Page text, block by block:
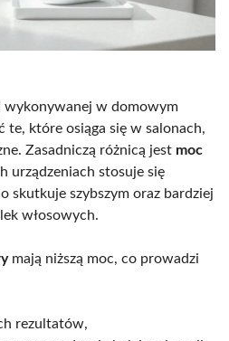
wykonywanej w domowym
te, które osiąga się w salonach,
Zasadniczą różnicą jest moc
urządzeniach stosuje się
skutkuje szybszym oraz bardziej
włosowych.
mają niższą moc, co prowadzi
rezultatów,